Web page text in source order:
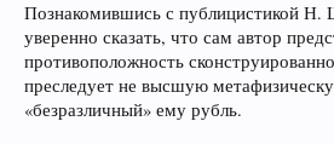
Познакомившись с публицистикой
уверенно сказать, что сам автор
противоположность
преследует не высшую
«безразличный» ему рубль.